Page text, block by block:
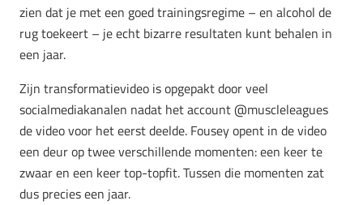
zien dat je met een goed trainingsregime – en alcohol de
rug toekeert – je echt bizarre resultaten kunt behalen in
een jaar.
Zijn transformatievideo is opgepakt door veel
socialmediakanalen nadat het account @muscleleagues
de video voor het eerst deelde. Fousey opent in de video
een deur op twee verschillende momenten: een keer te
zwaar en een keer top-topfit. Tussen die momenten zat
dus precies een jaar.